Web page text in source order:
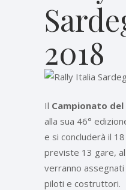
2018
Il Campionato
alla sua 46°
e si concluderà il
previste 13 gare,
verranno
piloti e costruttori.